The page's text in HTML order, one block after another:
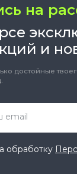
на
и
достойные
обработку